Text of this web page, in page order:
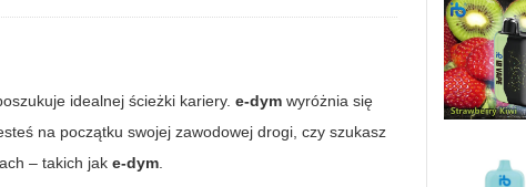
idealnej ścieżki kariery.e-dym wyróżnia się
na początku swojej zawodowej drogi, czy szukasz
– takich jake-dym